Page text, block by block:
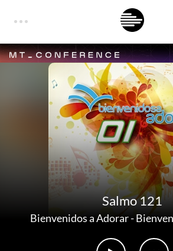
Salmo 121
Bienvenidos a Adorar-